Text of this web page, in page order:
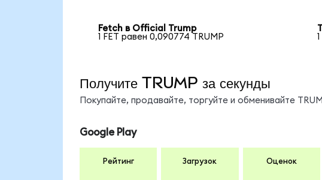
Fetch в Official Trump
1 FET равен 0,090774 TRUMP
Получите TRUMP за секунды
Покупайте, продавайте, торгуйте и обменивайте
Google Play
Рейтинг Загрузок Оценок